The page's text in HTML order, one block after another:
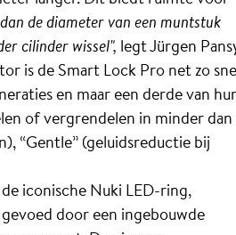
de diameter van een muntstuk
cilinder wissel", legt Jürgen
is de Smart Lock Pro net zo
en maar een derde van
of vergrendelen in minder dan
“Gentle” (geluidsreductie bij
iconische Nuki LED-ring,
door een ingebouwde